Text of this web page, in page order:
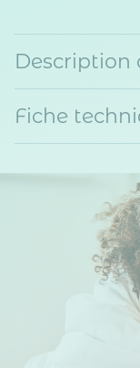
Description
Fiche